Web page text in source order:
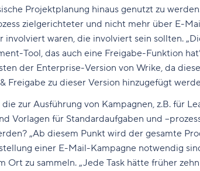
Projektplanung hinaus genutzt zu
zielgerichteter und nicht mehr über E-
waren, die involviert sein sollten.
Tool, das auch eine Freigabe-Funktion
der Enterprise-Version von Wrike, da
zu dieser Version hinzugefügt
zur Ausführung von Kampagnen, z.B. für
Vorlagen für Standardaufgaben und
„Ab diesem Punkt wird der gesamte
einer E-Mail-Kampagne notwendig
zu sammeln. „Jede Task hätte früher